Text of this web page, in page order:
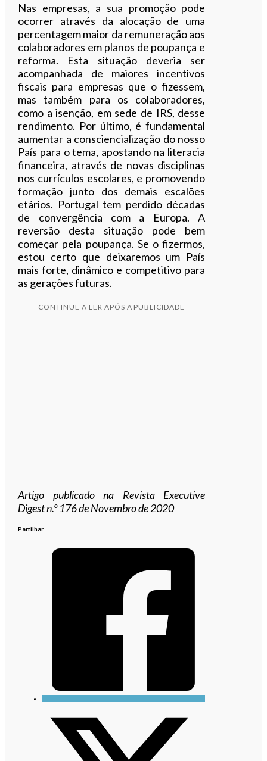
Nas empresas, a sua promoção pode
ocorrer através da alocação de uma
percentagem maior da remuneração aos
colaboradores em planos de poupança e
reforma. Esta situação deveria ser
acompanhada de maiores incentivos
fiscais para empresas que o fizessem,
mas também para os colaboradores,
como a isenção, em sede de IRS, desse
rendimento. Por último, é fundamental
aumentar a consciencialização do nosso
País para o tema, apostando na literacia
financeira, através de novas disciplinas
nos currículos escolares, e promovendo
formação junto dos demais escalões
etários. Portugal tem perdido décadas
de convergência com a Europa. A
reversão desta situação pode bem
começar pela poupança. Se o fizermos,
estou certo que deixaremos um País
mais forte, dinâmico e competitivo para
as gerações futuras.
CONTINUE A LER APÓS A PUBLICIDADE
Artigo publicado na Revista Executive
Digest n.º 176 de Novembro de 2020
Partilhar